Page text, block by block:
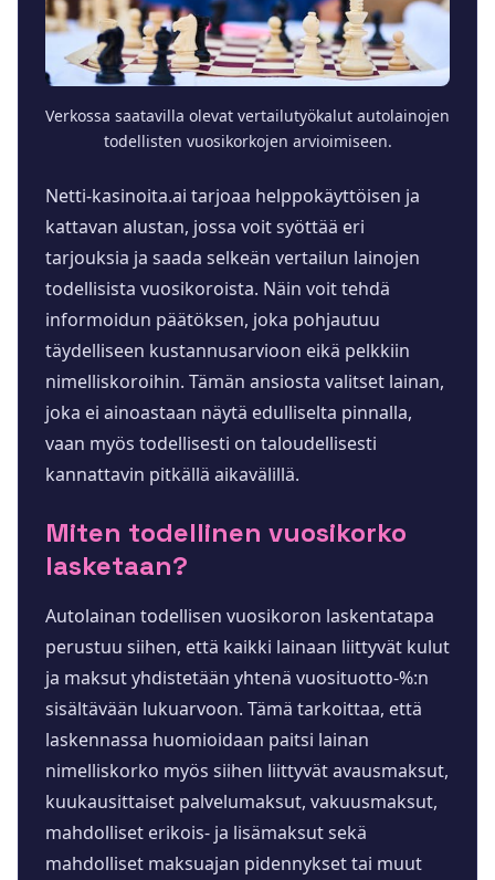
Verkossa saatavilla olevat vertailutyökalut autolainojen
todellisten vuosikorkojen arvioimiseen.
Netti-kasinoita.ai tarjoaa helppokäyttöisen ja
kattavan alustan, jossa voit syöttää eri
tarjouksia ja saada selkeän vertailun lainojen
todellisista vuosikoroista. Näin voit tehdä
informoidun päätöksen, joka pohjautuu
täydelliseen kustannusarvioon eikä pelkkiin
nimelliskoroihin. Tämän ansiosta valitset lainan,
joka ei ainoastaan näytä edulliselta pinnalla,
vaan myös todellisesti on taloudellisesti
kannattavin pitkällä aikavälillä.
Miten todellinen vuosikorko
lasketaan?
Autolainan todellisen vuosikoron laskentatapa
perustuu siihen, että kaikki lainaan liittyvät kulut
ja maksut yhdistetään yhtenä vuosituotto-%:n
sisältävään lukuarvoon. Tämä tarkoittaa, että
laskennassa huomioidaan paitsi lainan
nimelliskorko myös siihen liittyvät avausmaksut,
kuukausittaiset palvelumaksut, vakuusmaksut,
mahdolliset erikois- ja lisämaksut sekä
mahdolliset maksuajan pidennykset tai muut